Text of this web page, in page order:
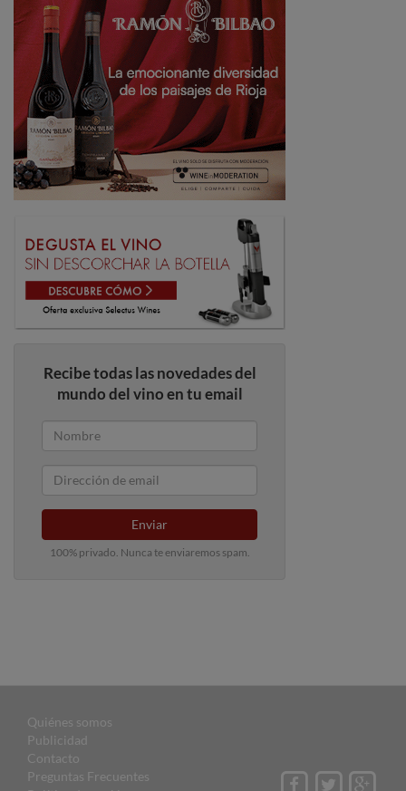
Recibe todas las novedades del
mundo del vino en tu email
Enviar
100% privado. Nunca te enviaremos spam.
Quiénes somos
Publicidad
Contacto
Preguntas Frecuentes